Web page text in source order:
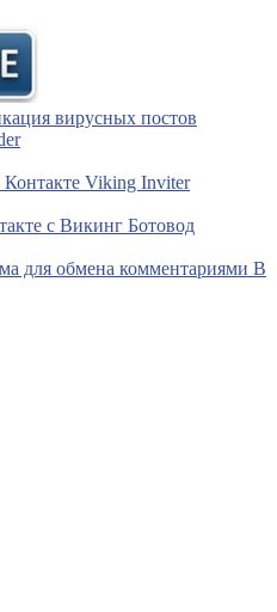
вирусных постов
Viking Inviter
с Викинг Ботовод
для обмена комментариями В